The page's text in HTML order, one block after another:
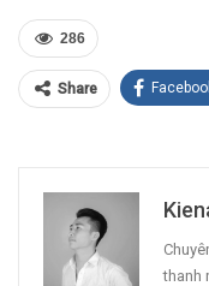
286
Share
thanh